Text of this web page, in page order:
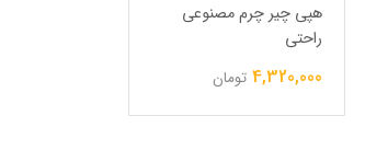
هپی چیر چرم مصنوعی
راحتی
4,320,000 تومان